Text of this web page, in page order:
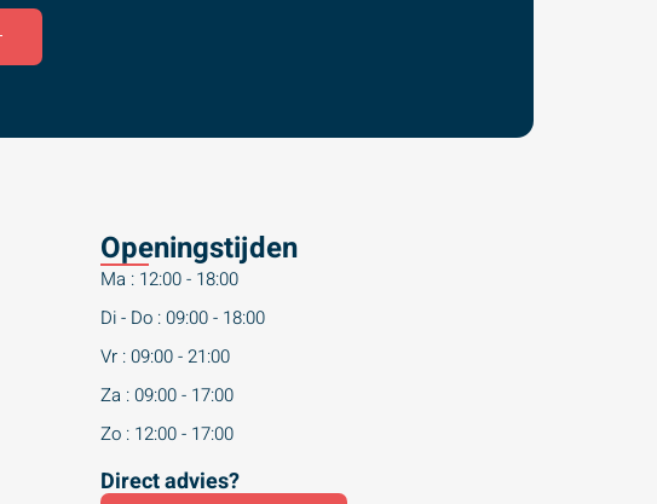
Openingstijden
Ma : 12:00 - 18:00
Di - Do : 09:00 - 18:00
Vr : 09:00 - 21:00
Za : 09:00 - 17:00
Zo : 12:00 - 17:00
Direct advies?